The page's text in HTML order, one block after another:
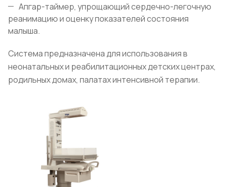
Апгар-таймер, упрощающий сердечно-легочную
реанимацию и оценку показателей состояния
малыша.
Система предназначена для использования в
неонатальных и реабилитационных детских центрах,
родильных домах, палатах интенсивной терапии.